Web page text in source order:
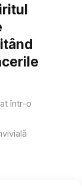
într-o